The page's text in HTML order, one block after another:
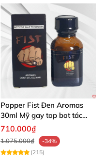
Popper Fist Đen Aromas
30ml Mỹ gay top bot tác
dụng mạnh
710.000₫
1.075.000₫
-34%
(215)